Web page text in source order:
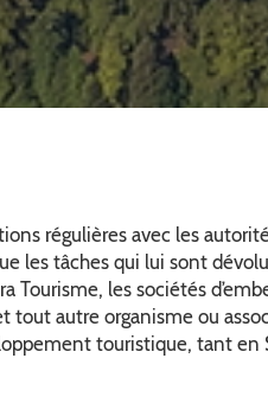
régulières avec les
les tâches qui lui sont
Tourisme, les sociétés
tout autre organisme ou
touristique, tant en